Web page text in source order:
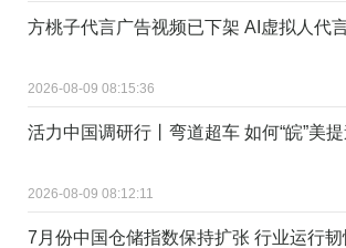
方桃子代言广告视频已下架 AI虚拟人代
2026-08-09 08:15:36
活力中国调研行丨弯道超车 如何“皖”美
2026-08-09 08:12:11
7月份中国仓储指数保持扩张 行业运行韧